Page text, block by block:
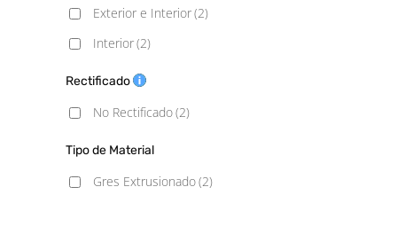
Exterior e Interior(2)
Interior(2)
Rectificado
No Rectificado(2)
Tipo de Material
Gres Extrusionado(2)